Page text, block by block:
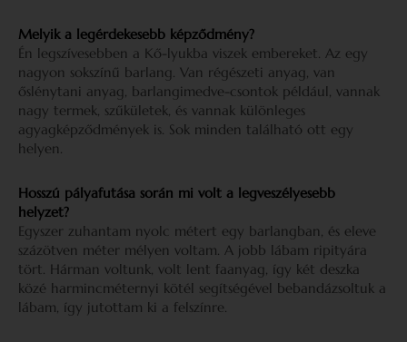
Melyik a legérdekesebb képződmény?
Én legszívesebben a Kő-lyukba viszek embereket. Az egy
nagyon sokszínű barlang. Van régészeti anyag, van
őslénytani anyag, barlangimedve-csontok például, vannak
nagy termek, szűkületek, és vannak különleges
agyagképződmények is. Sok minden található ott egy
helyen.
Hosszú pályafutása során mi volt a legveszélyesebb
helyzet?
Egyszer zuhantam nyolc métert egy barlangban, és eleve
százötven méter mélyen voltam. A jobb lábam ripityára
tört. Hárman voltunk, volt lent faanyag, így két deszka
közé harmincméternyi kötél segítségével bebandázsoltuk a
lábam, így jutottam ki a felszínre.